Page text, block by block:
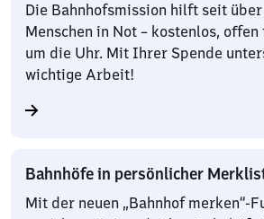
Die Bahnhofsmission hilft seit
Menschen in Not – kostenlos,
um die Uhr. Mit Ihrer Spende
wichtige Arbeit!
Bahnhöfe in persönlicher
Mit der neuen „Bahnhof merken“-